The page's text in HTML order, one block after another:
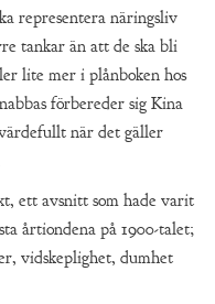
representera näringsliv
tankar än att de ska bli
lite mer i plånboken hos
förbereder sig Kina
när det gäller
ett avsnitt som hade varit
årtiondena på 1900-talet;
vidskeplighet, dumhet